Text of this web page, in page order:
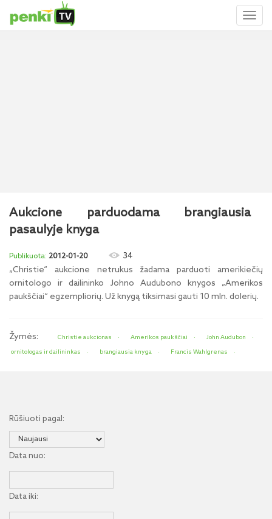
Aukcione parduodama brangiausia
pasaulyje knyga
2012-01-20 34
„Christie“ aukcione netrukus žadama parduoti amerikiečių
ornitologo ir dailininko Johno Audubono knygos „Amerikos
paukščiai“ egzempliorių. Už knygą tiksimasi gauti 10 mln. dolerių.
Žymės: Christie aukcionas Amerikos paukščiai
John Audubon
ornitologas ir dailininkas
brangiausia knyga Francis Wahlgrenas
Rūšiuoti pagal:
Data nuo:
Data iki: